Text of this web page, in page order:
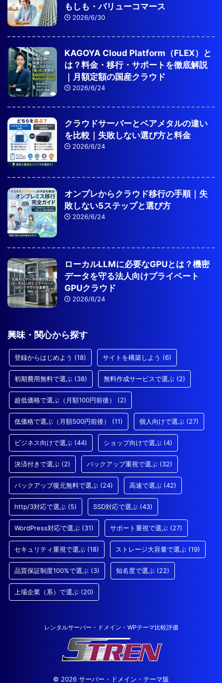
もしも・バリューコマース
2026/6/30
KAGOYA Cloud Platform（FLEX）と
は？料金・移行・サポートを徹底解説
｜月額定額の国産クラウド
2026/6/24
クラウドサーバーとベアメタルの違い
を比較｜失敗しない選び方と料金
2026/6/24
オンプレからクラウド移行の手順｜失
敗しない5ステップと選び方
2026/6/24
ローカルLLMに必要なGPUとは？機密
データを守る法人向けプライベート
GPUクラウド
2026/6/24
興味・関心から探す
登録からはじめよう (18) サイトを構築しよう (6)
初期費用無料で選ぶ (38) 無料作成サービスで選ぶ (2)
超低価格で選ぶ（月額100円前後） (2)
低価格で選ぶ（月額500円前後） (11) 個人向けで選ぶ (27)
ビジネス向けで選ぶ (44) ショップ向けで選ぶ (4)
決済付きで選ぶ (2) バックアップ重視で選ぶ (32)
バックアップ復元無料で選ぶ (24) 高速で選ぶ (42)
http/3対応で選ぶ (5) SSD対応で選ぶ (43)
WordPress対応で選ぶ (31) サポート重視で選ぶ (27)
セキュリティ重視で選ぶ (18) ストレージ大容量で選ぶ (19)
品質保証制度100%で選ぶ (3) 知名度で選ぶ (22)
上場企業（系）で選ぶ (20)
レンタルサーバー・ドメイン・WPテーマ比較評価
© 2026 サーバー・ドメイン・テーマ版